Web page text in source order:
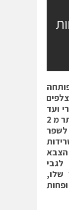
ועד
לפגיעה במטרה ממרחק של יותר מ 2
לשפר
שלו,